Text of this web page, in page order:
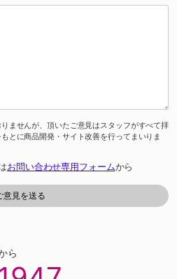
ませんが、頂いたご意見はスタッフがすべて拝
とに商品開発・サイト改善を行ってまいりま
お問い合わせ専用フォームから
ら